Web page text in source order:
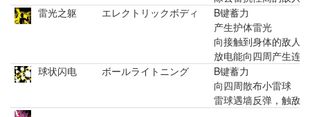
雷光之躯
エレクトリックボディ
B键蓄力
产生护体雷光
向接触到身体的敌人
放电能向四周产生连
球状闪电
ボールライトニング
B键蓄力
向四周散布小雷球
雷球遇墙反弹，触敌